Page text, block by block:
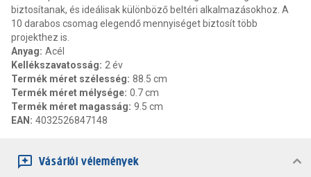
biztosítanak, és ideálisak különböző beltéri alkalmazásokhoz. A
10 darabos csomag elegendő mennyiséget biztosít több
projekthez is.
Anyag: Acél
Kellékszavatosság: 2 év
Termék méret szélesség: 88.5 cm
Termék méret mélysége: 0.7 cm
Termék méret magasság: 9.5 cm
EAN : 4032526847148
Vásárlói vélemények